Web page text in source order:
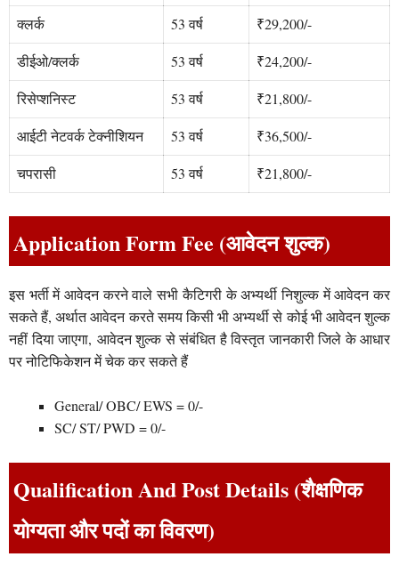
क्लर्क 53 वर्ष
₹29,200/-
डीईओ/क्लर्क
53 वर्ष
₹24,200/-
रिसेप्शनिस्ट
53 वर्ष
₹21,800/-
आईटी नेटवर्क टेक्नीशियन
53 वर्ष
₹36,500/-
चपरासी
53 वर्ष ₹21,800/-
Application Form Fee (आवेदन शुल्क)
इस भर्ती में आवेदन करने वाले सभी कैटिगरी के अभ्यर्थी निशुल्क में आवेदन कर
सकते हैं, अर्थात आवेदन करते समय किसी भी अभ्यर्थी से कोई भी आवेदन शुल्क
नहीं दिया जाएगा, आवेदन शुल्क से संबंधित है विस्तृत जानकारी जिले के आधार
पर नोटिफिकेशन में चेक कर सकते हैं
General/ OBC/ EWS = 0/-
SC/ ST/ PWD = 0/-
Qualification And Post Details (शैक्षणिक
योग्यता और पदों का विवरण)